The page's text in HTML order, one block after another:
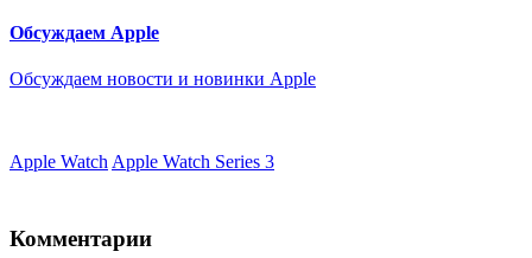
Обсуждаем Apple
Обсуждаем новости и новинки Apple
Apple WatchApple Watch Series 3
Комментарии